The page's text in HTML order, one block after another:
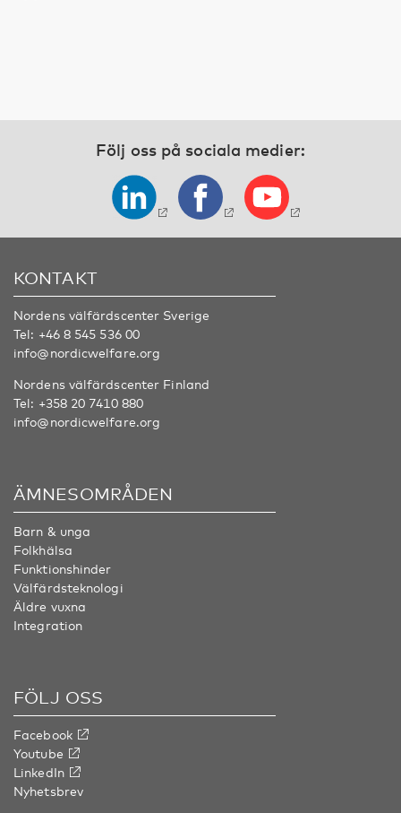
Följ oss på sociala medier:
KONTAKT
Nordens välfärdscenter Sverige
Tel: +46 8 545 536 00
info@nordicwelfare.org
Nordens välfärdscenter Finland
Tel: +358 20 7410 880
info@nordicwelfare.org
ÄMNESOMRÅDEN
Barn & unga
Folkhälsa
Funktionshinder
Välfärdsteknologi
Äldre vuxna
Integration
FÖLJ OSS
Facebook
Youtube
LinkedIn
Nyhetsbrev